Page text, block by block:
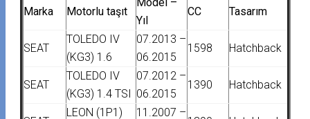
Marka Motorlu taşıt
Yıl
CC Tasarım
SEAT
TOLEDO IV
(KG3) 1.6
07.2013 –
06.2015
1598 Hatchback
SEAT
TOLEDO IV
(KG3) 1.4 TSI
07.2012 –
06.2015
1390 Hatchback
LEON (1P1) 11.2007 –